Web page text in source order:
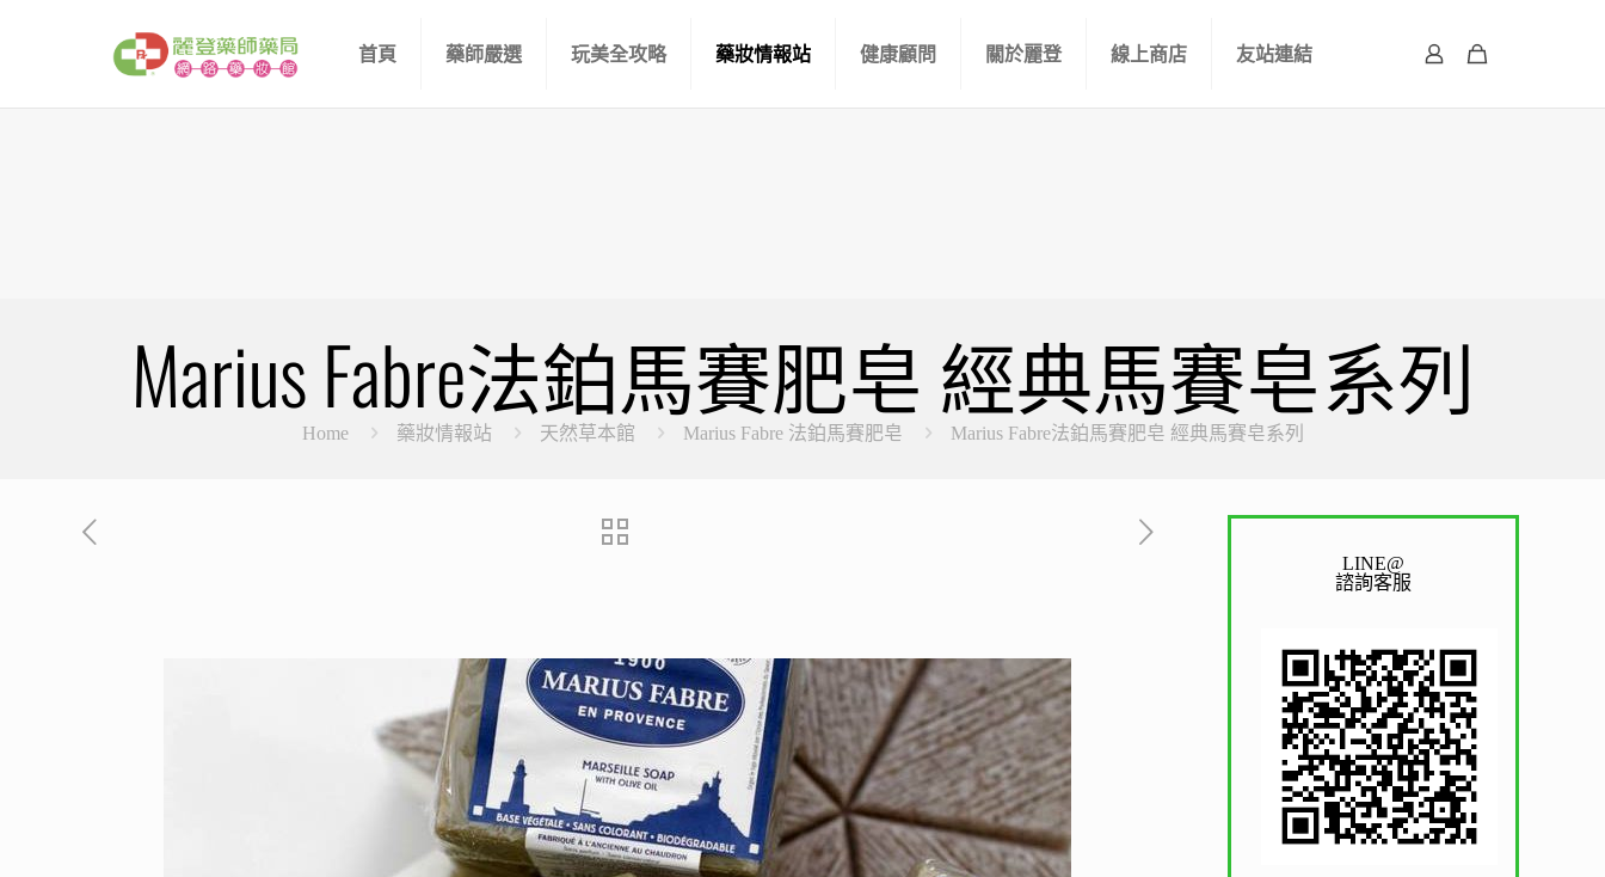
首頁 藥師嚴選 玩美全攻略 藥妝情報站 健康顧問 關於麗登 線上商店 友站連結
Marius Fabre法鉑馬賽肥皂 經典馬賽皂系列
Home 藥妝情報站 天然草本館 Marius Fabre 法鉑馬賽肥皂 Marius Fabre法鉑馬賽肥皂 經典馬賽皂系列
LINE@
諮詢客服